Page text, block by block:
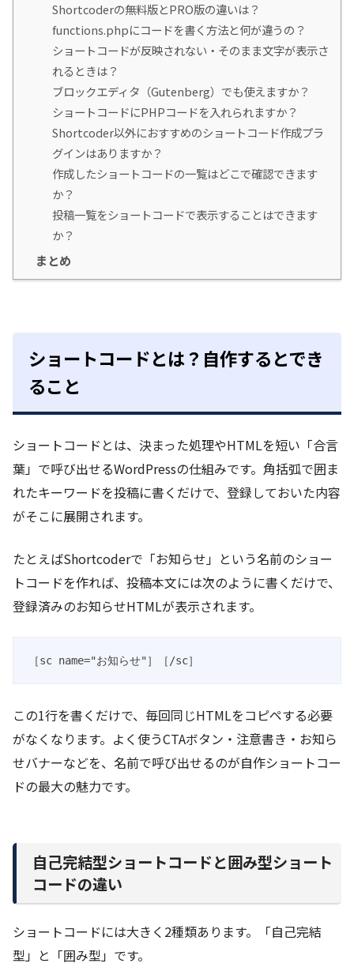
Shortcoderの無料版とPRO版の違いは？
functions.phpにコードを書く方法と何が違うの？
ショートコードが反映されない・そのまま文字が表示さ
れるときは？
ブロックエディタ（Gutenberg）でも使えますか？
ショートコードにPHPコードを入れられますか？
Shortcoder以外におすすめのショートコード作成プラ
グインはありますか？
作成したショートコードの一覧はどこで確認できます
か？
投稿一覧をショートコードで表示することはできます
か？
まとめ
ショートコードとは？自作するとでき
ること
ショートコードとは、決まった処理やHTMLを短い「合言
葉」で呼び出せるWordPressの仕組みです。角括弧で囲ま
れたキーワードを投稿に書くだけで、登録しておいた内容
がそこに展開されます。
たとえばShortcoderで「お知らせ」という名前のショー
トコードを作れば、投稿本文には次のように書くだけで、
登録済みのお知らせHTMLが表示されます。
［sc name="お知らせ"］［/sc］
この1行を書くだけで、毎回同じHTMLをコピペする必要
がなくなります。よく使うCTAボタン・注意書き・お知ら
せバナーなどを、名前で呼び出せるのが自作ショートコー
ドの最大の魅力です。
自己完結型ショートコードと囲み型ショート
コードの違い
ショートコードには大きく2種類あります。「自己完結
型」と「囲み型」です。